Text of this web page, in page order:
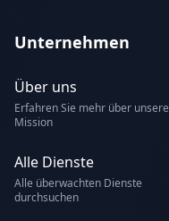
Unternehmen
Über uns
Erfahren Sie mehr über unsere
Mission
Alle Dienste
Alle überwachten Dienste
durchsuchen